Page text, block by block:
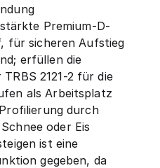
Premium-D-
für sicheren Aufstieg
erfüllen die
2121-2 für die
als Arbeitsplatz
durch
oder Eis
ist eine
gegeben, da